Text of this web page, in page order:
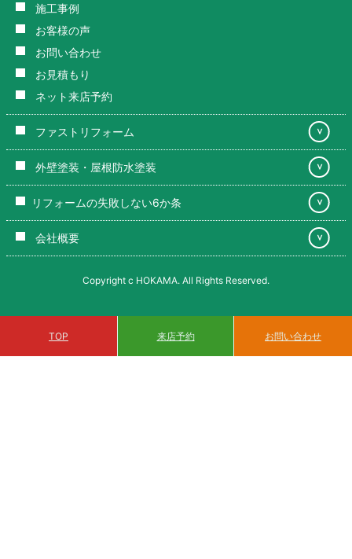
施工事例
お客様の声
お問い合わせ
お見積もり
ネット来店予約
ファストリフォーム ＞
外壁塗装・屋根防水塗装 ＞
リフォームの失敗しない6か条 ＞
会社概要 ＞
Copyright c HOKAMA. All Rights Reserved.
TOP 来店予約 お問い合わせ